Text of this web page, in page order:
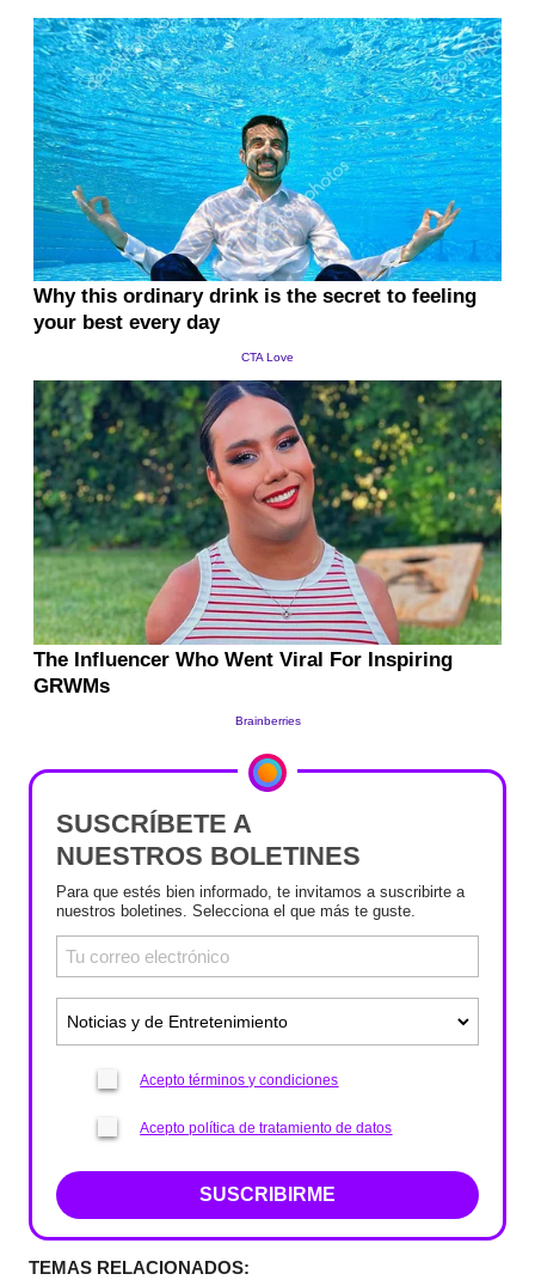
SUSCRÍBETE A
NUESTROS BOLETINES
Para que estés bien informado, te invitamos a suscribirte a
nuestros boletines. Selecciona el que más te guste.
Acepto términos y condiciones
Acepto política de tratamiento de datos
SUSCRIBIRME
TEMAS RELACIONADOS: